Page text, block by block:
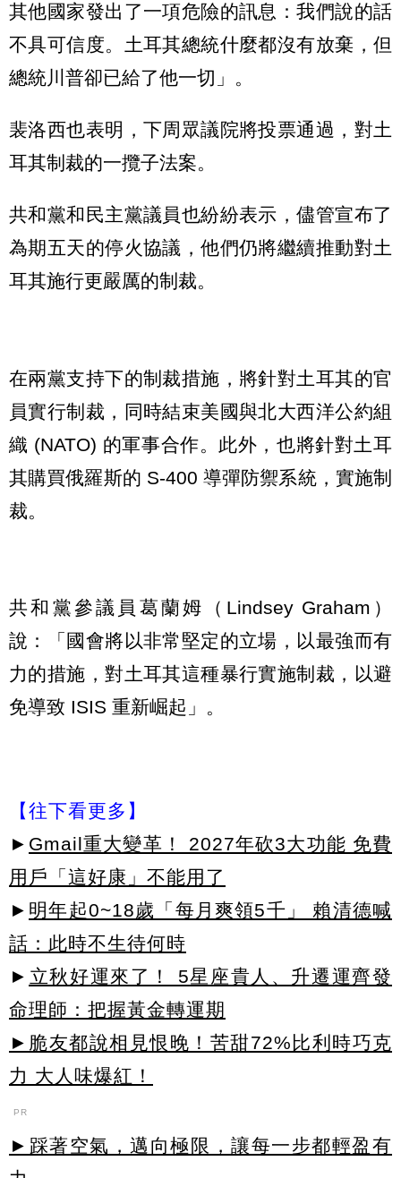
其他國家發出了一項危險的訊息：我們說的話
不具可信度。土耳其總統什麼都沒有放棄，但
總統川普卻已給了他一切」。
裴洛西也表明，下周眾議院將投票通過，對土
耳其制裁的一攬子法案。
共和黨和民主黨議員也紛紛表示，儘管宣布了
為期五天的停火協議，他們仍將繼續推動對土
耳其施行更嚴厲的制裁。
在兩黨支持下的制裁措施，將針對土耳其的官
員實行制裁，同時結束美國與北大西洋公約組
織 (NATO) 的軍事合作。此外，也將針對土耳
其購買俄羅斯的 S-400 導彈防禦系統，實施制
裁。
共和黨參議員葛蘭姆（Lindsey Graham）
說：「國會將以非常堅定的立場，以最強而有
力的措施，對土耳其這種暴行實施制裁，以避
免導致 ISIS 重新崛起」。
【往下看更多】
► Gmail重大變革！ 2027年砍3大功能 免費
用戶「這好康」不能用了
► 明年起0~18歲「每月爽領5千」 賴清德喊
話：此時不生待何時
► 立秋好運來了！ 5星座貴人、升遷運齊發
命理師：把握黃金轉運期
►脆友都說相見恨晚！苦甜72%比利時巧克
力 大人味爆紅！
PR
►踩著空氣，邁向極限，讓每一步都輕盈有